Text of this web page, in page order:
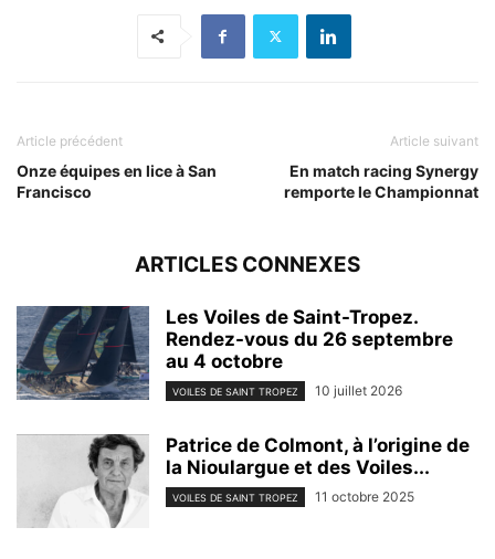
Article précédent
Onze équipes en lice à San
Francisco
Article suivant
En match racing Synergy
remporte le Championnat
ARTICLES CONNEXES
Les Voiles de Saint-Tropez.
Rendez-vous du 26 septembre
au 4 octobre
VOILES DE SAINT TROPEZ 10 juillet 2026
Patrice de Colmont, à l’origine de
la Nioulargue et des Voiles...
VOILES DE SAINT TROPEZ 11 octobre 2025